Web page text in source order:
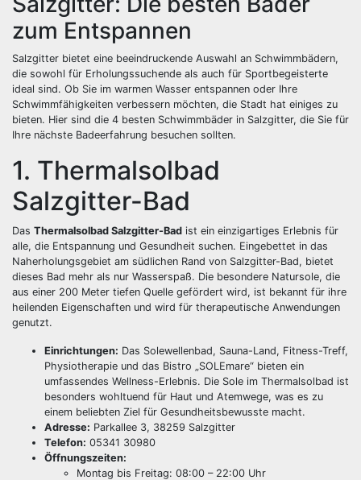
zum Entspannen
Salzgitter bietet eine beeindruckende Auswahl an Schwimmbädern,
die sowohl für Erholungssuchende als auch für Sportbegeisterte
ideal sind. Ob Sie im warmen Wasser entspannen oder Ihre
Schwimmfähigkeiten verbessern möchten, die Stadt hat einiges zu
bieten. Hier sind die 4 besten Schwimmbäder in Salzgitter, die Sie für
Ihre nächste Badeerfahrung besuchen sollten.
1. Thermalsolbad
Salzgitter-Bad
Das Thermalsolbad Salzgitter-Bad ist ein einzigartiges Erlebnis für
alle, die Entspannung und Gesundheit suchen. Eingebettet in das
Naherholungsgebiet am südlichen Rand von Salzgitter-Bad, bietet
dieses Bad mehr als nur Wasserspaß. Die besondere Natursole, die
aus einer 200 Meter tiefen Quelle gefördert wird, ist bekannt für ihre
heilenden Eigenschaften und wird für therapeutische Anwendungen
genutzt.
Einrichtungen: Das Solewellenbad, Sauna-Land, Fitness-Treff,
Physiotherapie und das Bistro „SOLEmare“ bieten ein
umfassendes Wellness-Erlebnis. Die Sole im Thermalsolbad ist
besonders wohltuend für Haut und Atemwege, was es zu
einem beliebten Ziel für Gesundheitsbewusste macht.
Adresse: Parkallee 3, 38259 Salzgitter
Telefon: 05341 30980
Öffnungszeiten:
Montag bis Freitag: 08:00 – 22:00 Uhr